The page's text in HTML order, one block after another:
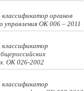
органов
управления ОК 006 – 2011
ОК 026-2002